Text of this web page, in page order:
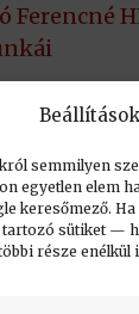
Beállítások
semmilyen
egyetlen elem
keresőmező.
sütiket —
része enélkül
Ferencné
Nincs
21:18
2023.09.01.